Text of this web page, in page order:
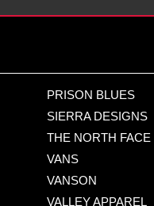
PRISON BLUES
SIERRA DESIGNS
THE NORTH FACE
VANS
VANSON
VALLEY APPAREL